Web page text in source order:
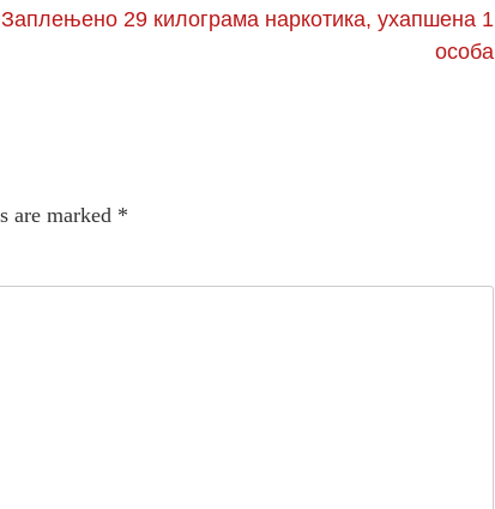
Заплењено 29 килограма наркотика, ухапшена 1
особа
are marked *